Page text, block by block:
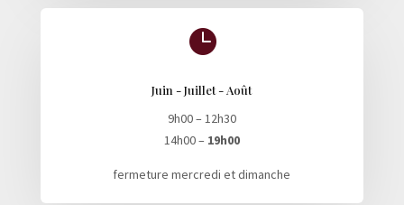

Juin - Juillet - Août
9h00 – 12h30
14h00 – 19h00
fermeture mercredi et dimanche